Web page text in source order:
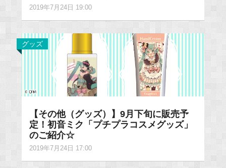
2019年7月24日 19:00
グッズ
【その他（グッズ）】9月下旬に販売予
定！初音ミク「プチプラコスメグッズ」
のご紹介☆
2019年7月24日 17:00